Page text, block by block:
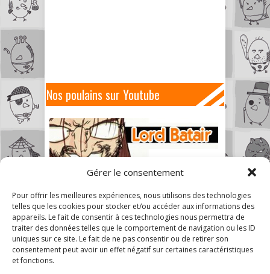
Gérer le consentement
Pour offrir les meilleures expériences, nous utilisons des technologies
telles que les cookies pour stocker et/ou accéder aux informations des
appareils. Le fait de consentir à ces technologies nous permettra de
traiter des données telles que le comportement de navigation ou les ID
uniques sur ce site. Le fait de ne pas consentir ou de retirer son
consentement peut avoir un effet négatif sur certaines caractéristiques
et fonctions.
Nos poulains sur Youtube